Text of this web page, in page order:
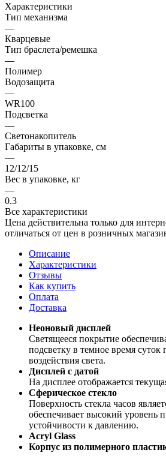
Характеристики
Тип механизма
—
Кварцевые
Тип браслета/ремешка
—
Полимер
Водозащита
—
WR100
Подсветка
—
Светонакопитель
Габариты в упаковке, см
—
12/12/15
Вес в упаковке, кг
—
0.3
Все характеристики
Цена действительна только для
отличаться от цен в розничных
Описание
Характеристики
Отзывы
Как купить
Оплата
Доставка
Неоновый дисплей
Светящееся покрытие
подсветку в темное время суток
воздействия света.
Дисплей с датой
На дисплее отображается
Сферическое стекло
Поверхность стекла часов
обеспечивает высокий уровень
устойчивости к давлению.
Acryl Glass
Корпус из полимерного